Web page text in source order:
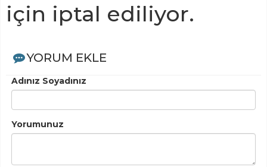
için iptal ediliyor.
YORUM EKLE
Adınız Soyadınız
Yorumunuz